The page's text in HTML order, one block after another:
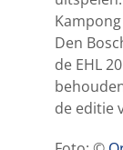
Den
de EHL
de editie